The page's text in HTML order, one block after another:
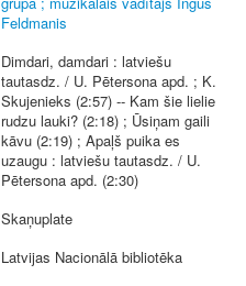
Feldmanis
Dimdari, damdari : latviešu
tautasdz. / U. Pētersona apd. ; K.
Skujenieks (2:57) -- Kam šie lielie
rudzu lauki? (2:18) ; Ūsiņam gaili
kāvu (2:19) ; Apaļš puika es
uzaugu : latviešu tautasdz. / U.
Pētersona apd. (2:30)
Skaņuplate
Latvijas Nacionālā bibliotēka